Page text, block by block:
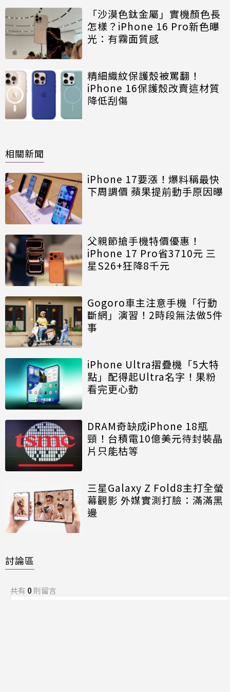
「沙漠色鈦金屬」實機顏色長
怎樣？iPhone 16 Pro新色曝
光：有霧面質感
精細織紋保護殼被罵翻！
iPhone 16保護殼改賣這材質
降低刮傷
相關新聞
iPhone 17要漲！爆料稱最快
下周調價 蘋果提前動手原因曝
父親節搶手機特價優惠！
iPhone 17 Pro省3710元 三
星S26+狂降8千元
Gogoro車主注意手機「行動
斷網」演習！2時段無法做5件
事
iPhone Ultra摺疊機「5大特
點」配得起Ultra名字！果粉
看完更心動
DRAM奇缺成iPhone 18瓶
頸！台積電10億美元待封裝晶
片只能枯等
三星Galaxy Z Fold8主打全螢
幕觀影 外媒實測打臉：滿滿黑
邊
討論區
共有 0則留言